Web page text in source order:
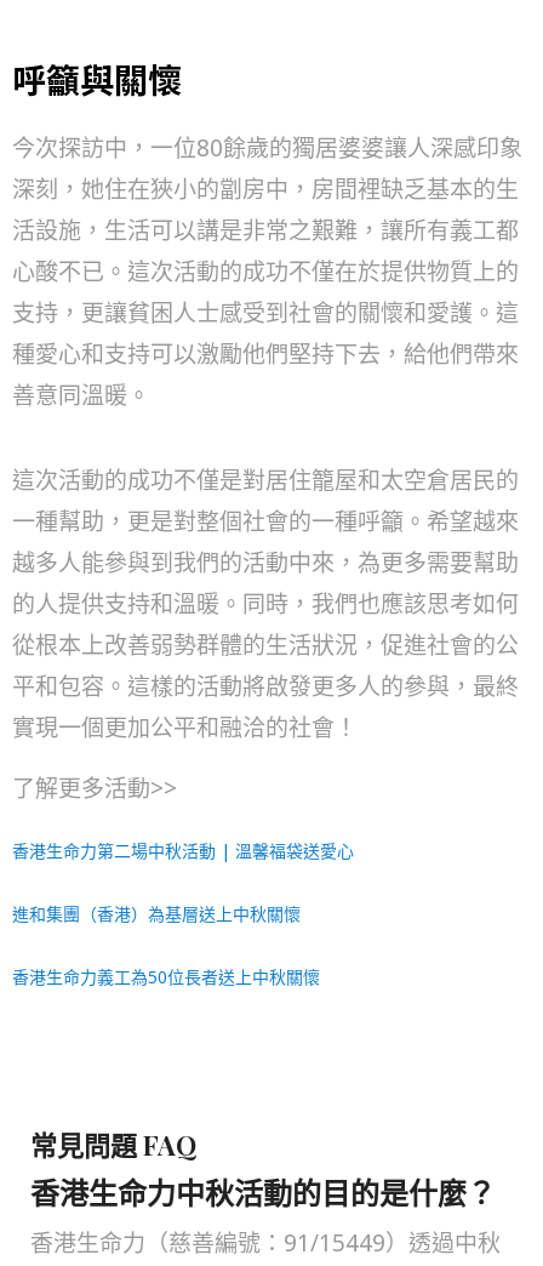
呼籲與關懷
今次探訪中，一位80餘歲的獨居婆婆讓人深感印象
深刻，她住在狹小的劏房中，房間裡缺乏基本的生
活設施，生活可以講是非常之艱難，讓所有義工都
心酸不已。這次活動的成功不僅在於提供物質上的
支持，更讓貧困人士感受到社會的關懷和愛護。這
種愛心和支持可以激勵他們堅持下去，給他們帶來
善意同溫暖。
這次活動的成功不僅是對居住籠屋和太空倉居民的
一種幫助，更是對整個社會的一種呼籲。希望越來
越多人能參與到我們的活動中來，為更多需要幫助
的人提供支持和溫暖。同時，我們也應該思考如何
從根本上改善弱勢群體的生活狀況，促進社會的公
平和包容。這樣的活動將啟發更多人的參與，最終
實現一個更加公平和融洽的社會！
了解更多活動>>
香港生命力第二場中秋活動 | 溫馨福袋送愛心
進和集團（香港）為基層送上中秋關懷
香港生命力義工為50位長者送上中秋關懷
常見問題 FAQ
香港生命力中秋活動的目的是什麼？
香港生命力（慈善編號：91/15449）透過中秋